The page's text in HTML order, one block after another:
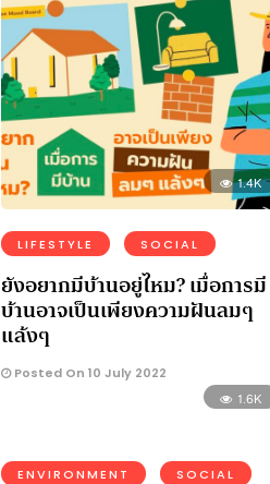
1.4K
LIFESTYLE SOCIAL
ยังอยากมีบ้านอยู่ไหม? เมื่อการมี
บ้านอาจเป็นเพียงความฝันลมๆ
แล้งๆ
Posted On 10 July 2022
1.6K
ENVIRONMENT SOCIAL